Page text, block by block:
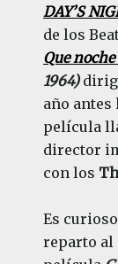
DAY’S
de los
Que
1964)
año
película
director
con los
Es
reparto